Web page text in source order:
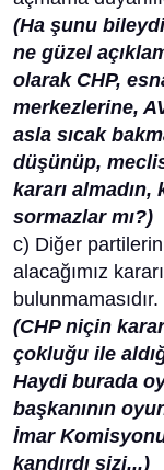
(Ha şunu
ne güzel
olarak CHP,
merkezlerine,
asla sıcak
düşünüp,
kararı almadın,
sormazlar mı?)
c) Diğer
alacağımız
bulunmamasıdır.
(CHP niçin
çokluğu ile
Haydi burada
başkanının
İmar
kandırdı sizi...)